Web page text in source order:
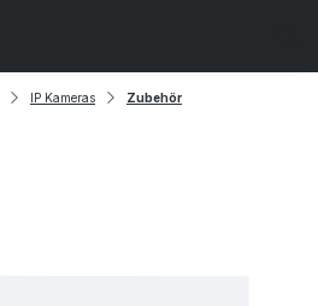
IP Kameras Zubehör